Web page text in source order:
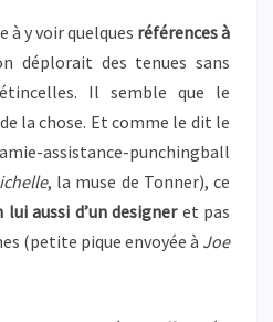
à y voir quelques références à
déplorait des tenues sans
Il semble que le
la chose. Et comme le dit le
assistance-punchingball
, la muse de Tonner), ce
lui aussi d’un designeret pas
(petite pique envoyée à Joe